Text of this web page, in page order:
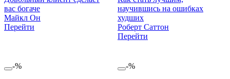
вас богаче
Майкл Он
Перейти
научившись на ошибках
худших
Роберт Саттон
Перейти
-% -%